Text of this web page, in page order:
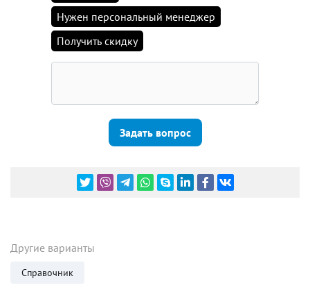
Нужен персональный менеджер
Получить скидку
Задать вопрос
Другие варианты
Справочник